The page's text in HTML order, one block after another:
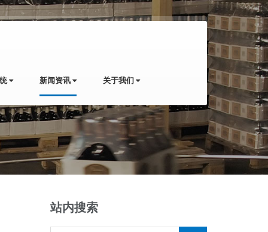
新闻资讯 关于我们
站内搜索